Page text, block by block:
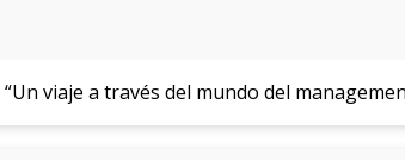
viaje a través del mundo del